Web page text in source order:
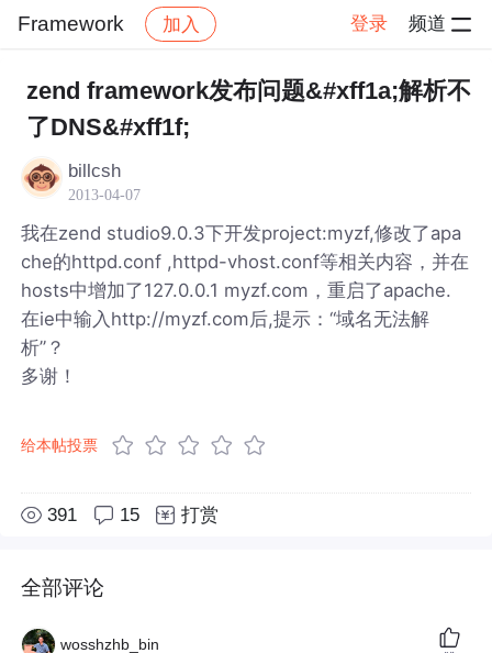
Framework 加入 登录 频道
Framework 帖子详情
zend framework发布问题&#xff1a;解析不
了DNS&#xff1f;
billcsh
2013-04-07
我在zend studio9.0.3下开发project:myzf,修改了apa
che的httpd.conf ,httpd-vhost.conf等相关内容，并在
hosts中增加了127.0.0.1 myzf.com，重启了apache.
在ie中输入http://myzf.com后,提示：“域名无法解
析”？
多谢！
给本帖投票
391 15 打赏
全部评论
wosshzhb_bin